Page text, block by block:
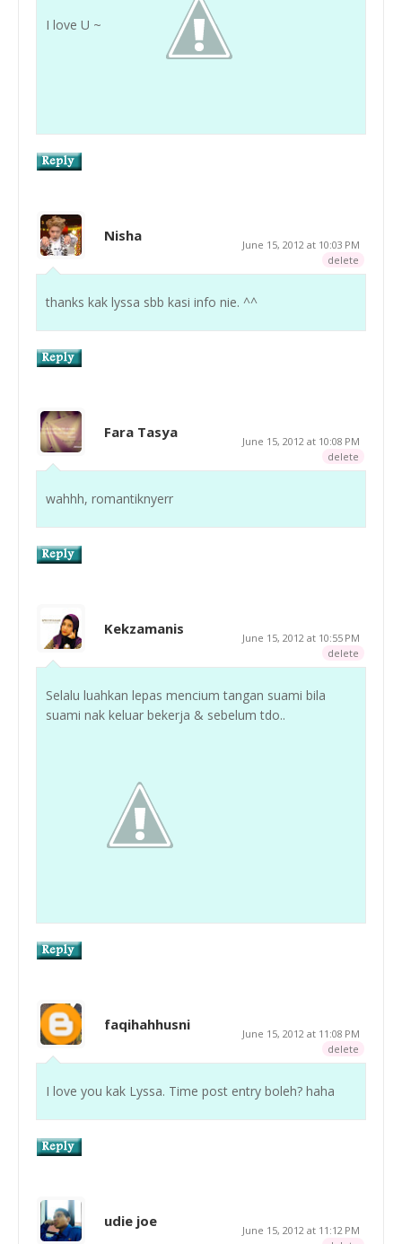
I love U ~
Nisha
June 15, 2012 at 10:03 PM
delete
thanks kak lyssa sbb kasi info nie. ^^
Fara Tasya
June 15, 2012 at 10:08 PM
delete
wahhh, romantiknyerr
Kekzamanis
June 15, 2012 at 10:55 PM
delete
Selalu luahkan lepas mencium tangan suami bila
suami nak keluar bekerja & sebelum tdo..
faqihahhusni
June 15, 2012 at 11:08 PM
delete
I love you kak Lyssa. Time post entry boleh? haha
udie joe
June 15, 2012 at 11:12 PM